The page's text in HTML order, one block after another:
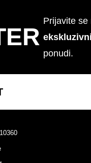
Prijavite se
ponudi.